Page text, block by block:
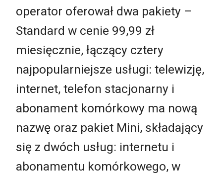
operator oferował dwa pakiety –
Standard w cenie 99,99 zł
miesięcznie, łączący cztery
najpopularniejsze usługi: telewizję,
internet, telefon stacjonarny i
abonament komórkowy ma nową
nazwę oraz pakiet Mini, składający
się z dwóch usług: internetu i
abonamentu komórkowego, w